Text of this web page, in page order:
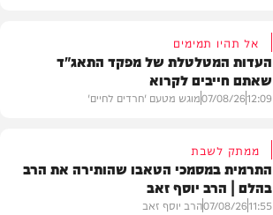
אל תהיו תמימים
העדות המטלטלת של מפקד התאג"ד
שאתם חייבים לקרוא
12:09
07/08/26מוגש מטעם 'חרדים לחיים'
ממתק לשבת
התרמית במסמכי הטאבו שהותירה את הרב
בהלם | הרב יוסף זאב
11:55
07/08/26הרב יוסף זאב